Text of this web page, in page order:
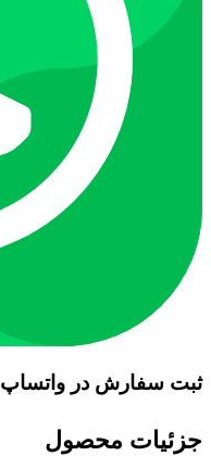
ثبت سفارش در واتساپ
جزئیات محصول